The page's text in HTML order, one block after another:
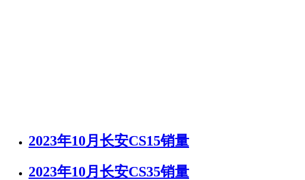
2023年10月长安CS15销量
2023年10月长安CS35销量